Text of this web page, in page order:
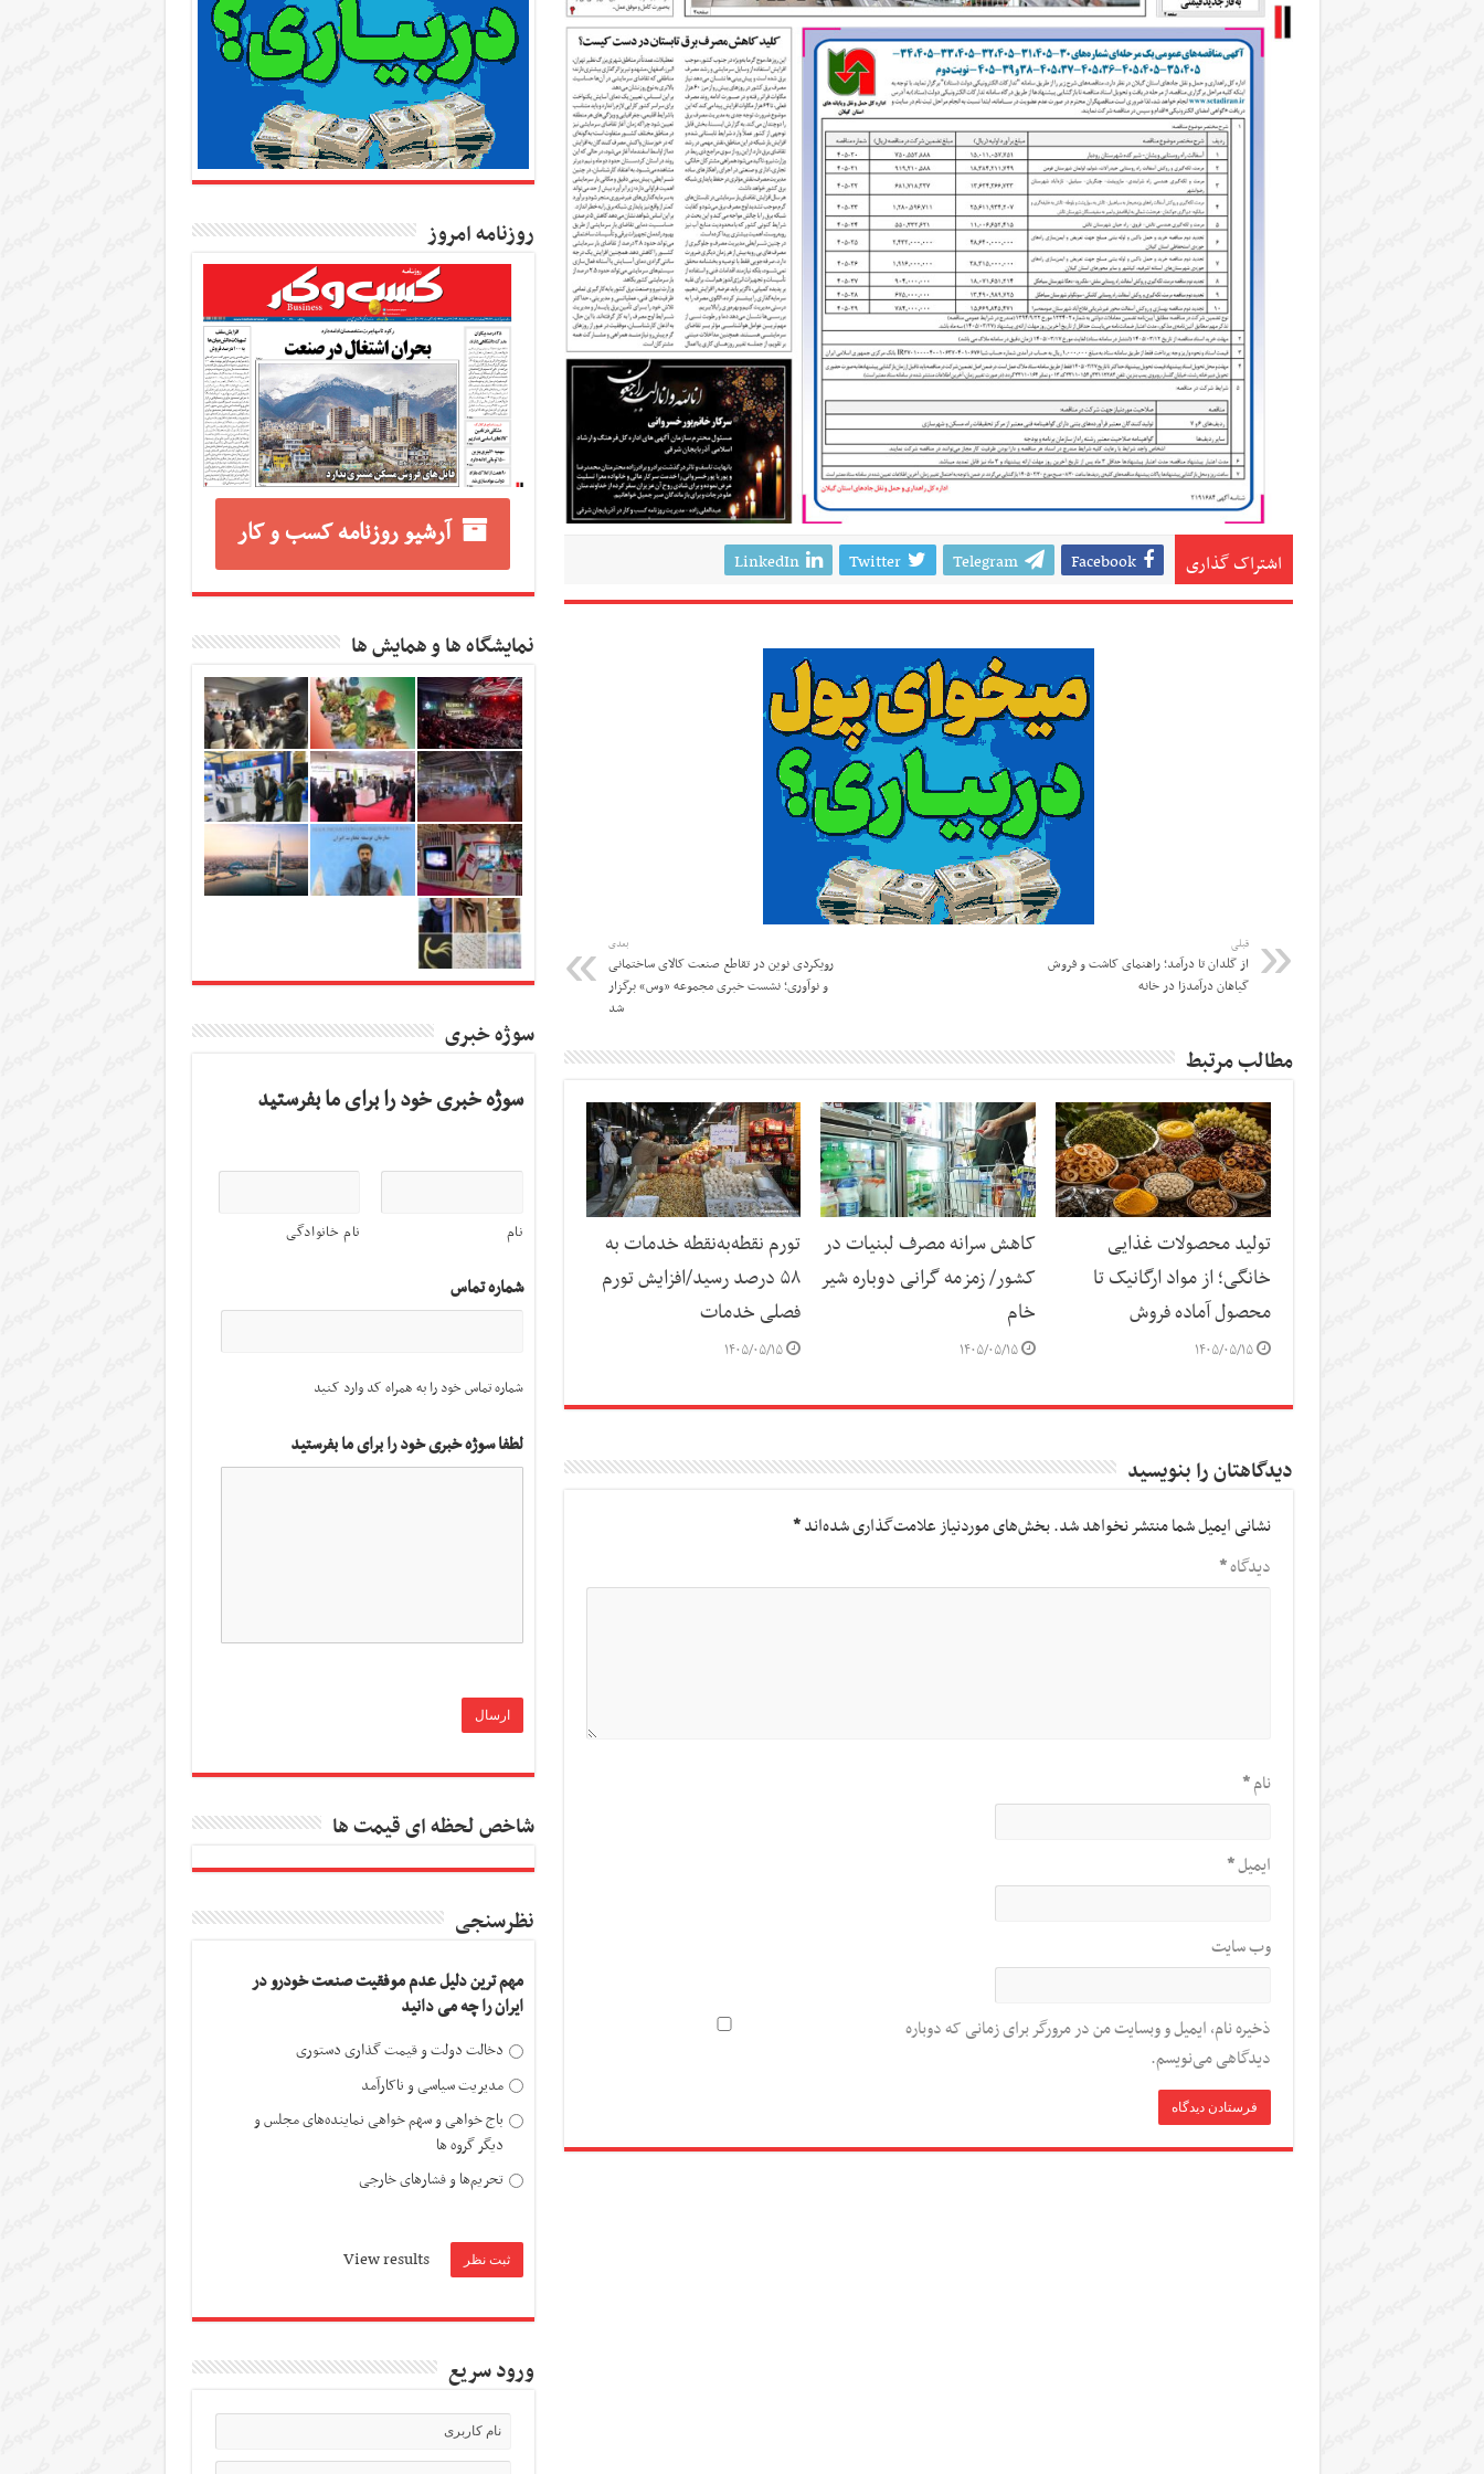
اشتراک گذاری Facebook
Telegram
Twitter
LinkedIn
قبلی
از گلدان تا درآمد؛ راهنمای کاشت و فروش
گیاهان درآمدزا در خانه
بعدی
رویکردی نوین در تقاطع صنعت کالای ساختمانی
و نوآوری؛ نشست خبری مجموعه «وس» برگزار
شد
مطالب مرتبط
تولید محصولات غذایی
خانگی؛ از مواد ارگانیک تا
محصول آماده فروش
۱۴۰۵/۰۵/۱۵
کاهش سرانه مصرف لبنیات در
کشور/ زمزمه گرانی دوباره شیر
خام
۱۴۰۵/۰۵/۱۵
تورم نقطه‌به‌نقطه خدمات به
۵۸ درصد رسید/افزایش تورم
فصلی خدمات
۱۴۰۵/۰۵/۱۵
دیدگاهتان را بنویسید
نشانی ایمیل شما منتشر نخواهد شد.بخش‌های موردنیاز علامت‌گذاری شده‌اند*
دیدگاه*
نام*
ایمیل*
وب‌ سایت
ذخیره نام، ایمیل و وبسایت من در مرورگر برای زمانی که دوباره
دیدگاهی می‌نویسم.
روزنامه امروز
آرشیو روزنامه کسب و کار
نمایشگاه ها و همایش ها
سوژه خبری
سوژه خبری خود را برای ما بفرستید
نام نام خانوادگی
شماره تماس
شماره تماس خود را به همراه کد وارد کنید
لطفا سوژه خبری خود را برای ما بفرستید
شاخص لحظه ای قیمت ها
نظرسنجی
مهم ترین دلیل عدم موفقیت صنعت خودرو در
ایران را چه می دانید
دخالت دولت و قیمت گذاری دستوری
مدیریت سیاسی و ناکارآمد
باج خواهی و سهم خواهی نماینده‌های مجلس و
دیگر گروه ها
تحریم‌ها و فشارهای خارجی
View results
ورود سریع